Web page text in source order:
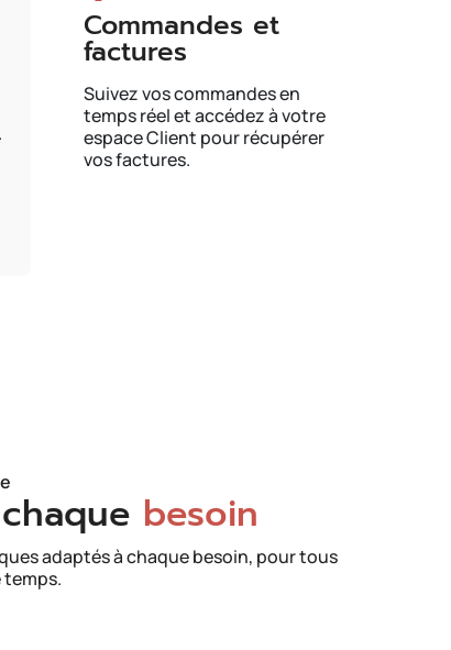
.
Commandes et
factures
Suivez vos commandes en
temps réel et accédez à votre
espace Client pour récupérer
vos factures.
besoin
adaptés à chaque besoin, pour tous